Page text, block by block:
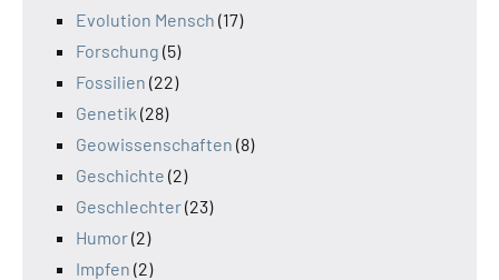
Evolution Mensch (17)
Forschung (5)
Fossilien (22)
Genetik (28)
Geowissenschaften (8)
Geschichte (2)
Geschlechter(23)
Humor(2)
Impfen (2)